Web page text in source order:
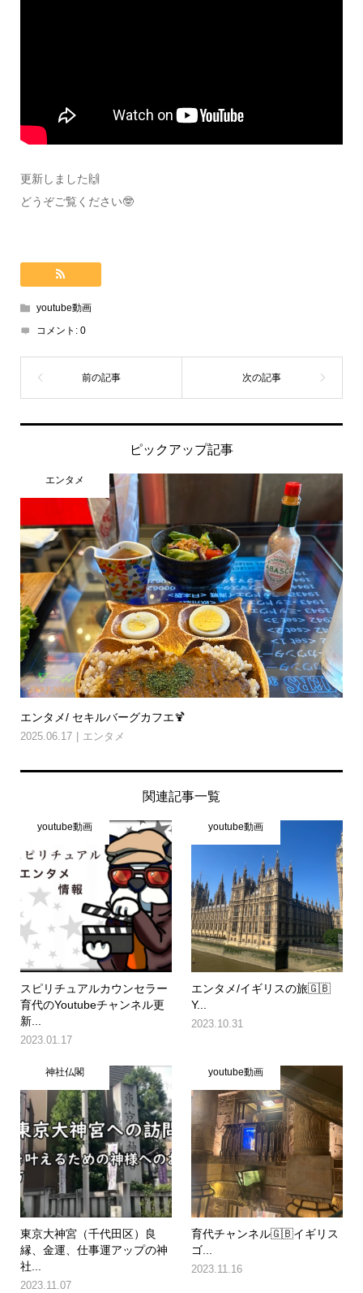
更新しました🙌
どうぞご覧ください🤓
youtube動画
コメント: 0
ピックアップ記事
エンタメ
エンタメ/ セキルバーグカフエ🍹
2025.06.17 エンタメ
関連記事一覧
youtube動画
スピリチュアルカウンセラー
育代のYoutubeチャンネル更
新...
2023.01.17
youtube動画
エンタメ/イギリスの旅🇬🇧
Y...
2023.10.31
神社仏閣
東京大神宮（千代田区）良
縁、金運、仕事運アップの神
社...
2023.11.07
youtube動画
育代チャンネル🇬🇧イギリス
ゴ...
2023.11.16